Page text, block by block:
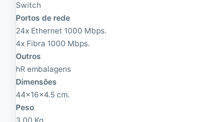
v
2
(
J
D
3
2
0
B
)
|
R
y
s
t
2
9
6
0
X
-
2
T
Switch
Portos de rede
24x Ethernet 1000 Mbps.
4x Fibra 1000 Mbps.
Outros
hR embalagens
Dimensões
44x16x4.5 cm.
Peso